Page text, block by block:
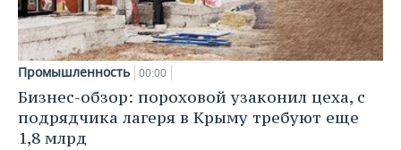
Промышленность 00:00
Бизнес-обзор: пороховой узаконил цеха, с
подрядчика лагеря в Крыму требуют еще
1,8 млрд